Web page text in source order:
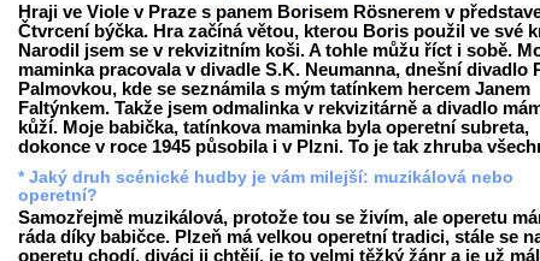
Hraji ve Viole v Praze s panem Borisem Rösnerem v
Čtvrcení býčka. Hra začíná větou, kterou Boris použil ve své
Narodil jsem se v rekvizitním koši. A tohle můžu říct i sobě.
maminka pracovala v divadle S.K. Neumanna, dnešní divadlo
Palmovkou, kde se seznámila s mým tatínkem hercem Janem
Faltýnkem. Takže jsem odmalinka v rekvizitárně a divadlo
kůží. Moje babička, tatínkova maminka byla operetní subreta,
dokonce v roce 1945 působila i v Plzni. To je tak zhruba
* Jaký druh scénické hudby je vám milejší: muzikálová nebo
operetní?
Samozřejmě muzikálová, protože tou se živím, ale operetu
ráda díky babičce. Plzeň má velkou operetní tradici, stále se
operetu chodí, diváci ji chtějí, je to velmi těžký žánr a je už